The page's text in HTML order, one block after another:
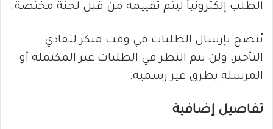
الطلب إلكترونياً ليتم تقييمه من قبل لجنة مختصة.
يُنصح بإرسال الطلبات في وقت مبكر لتفادي
التأخير، ولن يتم النظر في الطلبات غير المكتملة أو
المرسلة بطرق غير رسمية.
تفاصيل إضافية